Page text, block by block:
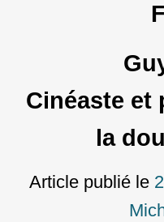
Cinéaste et
la
Article publié le